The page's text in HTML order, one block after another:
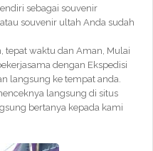
sebagai souvenir
souvenir ultah Anda sudah
tepat waktu dan Aman, Mulai
dengan Ekspedisi
langsung ke tempat anda.
langsung di situs
bertanya kepada kami